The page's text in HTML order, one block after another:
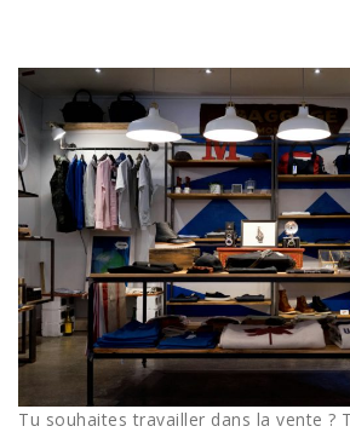
Tu souhaites travailler dans la vente ?